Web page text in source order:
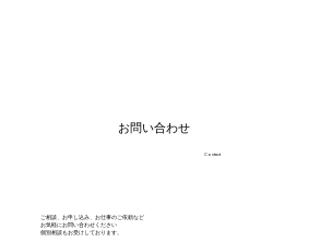
お問い合わせ
Contact
ご相談、お申し込み、お仕事のご依頼など
お気軽にお問い合わせください
​個別相談もお受けしております。